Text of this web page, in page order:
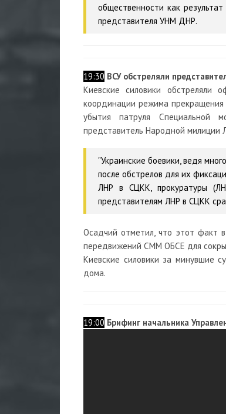
общественности как
представителя УНМ ДНР.
19:30 ВСУ обстреляли
Киевские силовики обстреляли
координации режима прекращения
убытия патруля Специальной
представитель Народной милиции
"Украинские боевики, ведя
после обстрелов для их
ЛНР в СЦКК, прокуратуры
представителям ЛНР в СЦКК
Осадчий отметил, что этот факт
передвижений СММ ОБСЕ для
Киевские силовики за минувшие
дома.
19:00 Брифинг начальника